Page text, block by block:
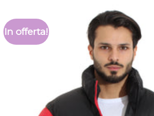
In offerta!